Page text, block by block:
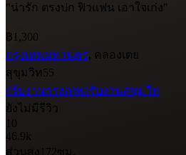
"น่ารัก ตรงปก ฟิวแฟน เอาใจเก่ง"
฿1,300
กรุงเทพมหานคร, คลองเตย
สุขุมวิท55
#รับงานกรุงเทพ#รับงานสุขุมวิท
ยังไม่มีรีวิว
10
46.9k
ส่วนสูง 172ซม.